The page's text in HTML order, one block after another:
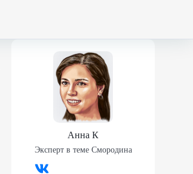
Анна К
Эксперт в теме Смородина